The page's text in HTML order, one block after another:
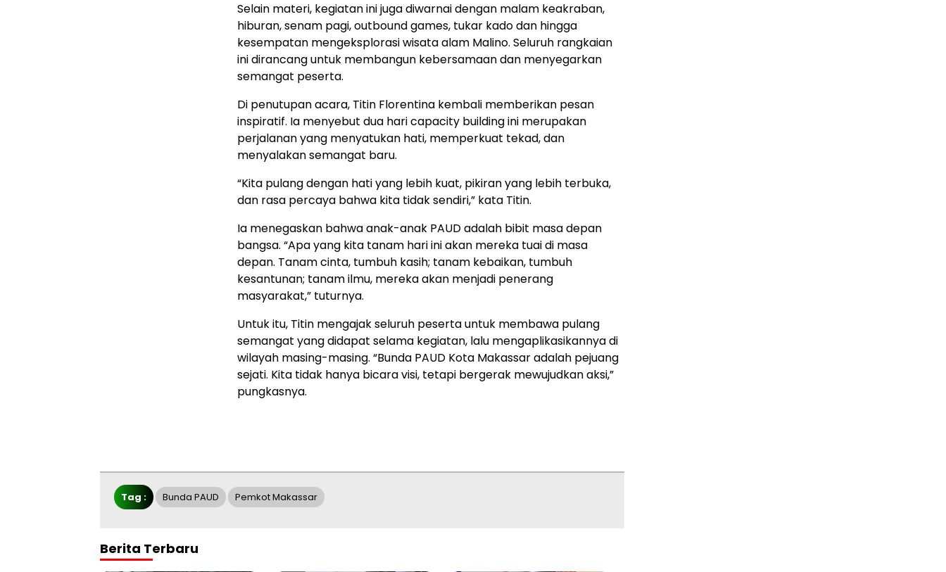
Selain materi, kegiatan ini juga diwarnai dengan malam keakraban,
hiburan, senam pagi, outbound games, tukar kado dan hingga
kesempatan mengeksplorasi wisata alam Malino. Seluruh rangkaian
ini dirancang untuk membangun kebersamaan dan menyegarkan
semangat peserta.
Di penutupan acara, Titin Florentina kembali memberikan pesan
inspiratif. Ia menyebut dua hari capacity building ini merupakan
perjalanan yang menyatukan hati, memperkuat tekad, dan
menyalakan semangat baru.
“Kita pulang dengan hati yang lebih kuat, pikiran yang lebih terbuka,
dan rasa percaya bahwa kita tidak sendiri,” kata Titin.
Ia menegaskan bahwa anak-anak PAUD adalah bibit masa depan
bangsa. “Apa yang kita tanam hari ini akan mereka tuai di masa
depan. Tanam cinta, tumbuh kasih; tanam kebaikan, tumbuh
kesantunan; tanam ilmu, mereka akan menjadi penerang
masyarakat,” tuturnya.
Untuk itu, Titin mengajak seluruh peserta untuk membawa pulang
semangat yang didapat selama kegiatan, lalu mengaplikasikannya di
wilayah masing-masing. “Bunda PAUD Kota Makassar adalah pejuang
sejati. Kita tidak hanya bicara visi, tetapi bergerak mewujudkan aksi,”
pungkasnya.
Tag : Bunda PAUD Pemkot Makassar
Berita Terbaru